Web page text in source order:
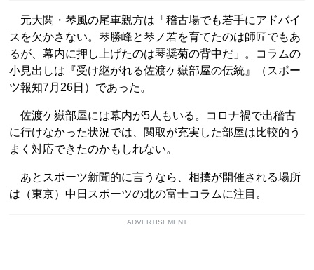
元大関・琴風の尾車親方は「稽古場でも若手にアドバイ
スを欠かさない。琴勝峰と琴ノ若を育てたのは師匠でもあ
るが、幕内に押し上げたのは琴奨菊の背中だ」。コラムの
小見出しは『受け継がれる佐渡ケ嶽部屋の伝統』（スポー
ツ報知7月26日）であった。
佐渡ケ嶽部屋には幕内が5人もいる。コロナ禍で出稽古
に行けなかった状況では、関取が充実した部屋は比較的う
まく対応できたのかもしれない。
あとスポーツ新聞的に言うなら、相撲が開催される場所
は（東京）中日スポーツの北の富士コラムに注目。
ADVERTISEMENT